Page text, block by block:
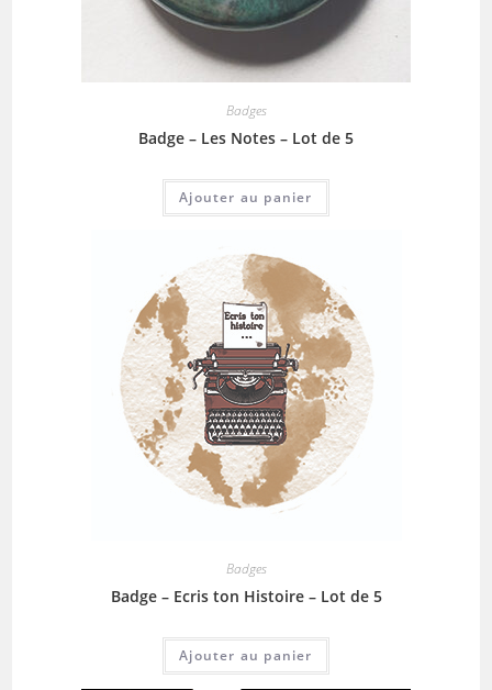
Badges
Badge – Les Notes – Lot de 5
Ajouter au panier
Badges
Badge – Ecris ton Histoire – Lot de 5
Ajouter au panier